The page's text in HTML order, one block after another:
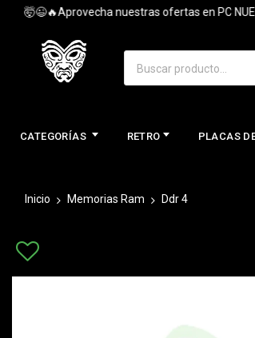
🤯😉🔥Aprovecha nuestras ofertas en PC
CATEGORÍAS RETRO PLACAS
Inicio Memorias Ram Ddr 4